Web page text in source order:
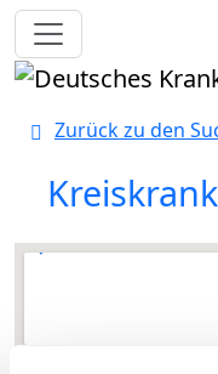
Toggle navigation
Zurück zu den